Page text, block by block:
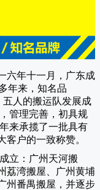
六年十一月，广东成
年来，知名品
五人的搬运队发展成
管理完善，初具规
来承揽了一批具有
户的一致称赞。
立：广州天河搬
荔湾搬屋、广州黄埔
州番禺搬屋，并逐步